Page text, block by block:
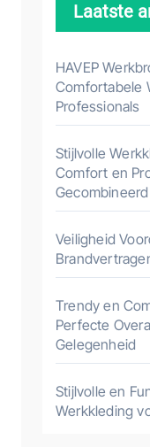
Laatste
HAVEP
Comfortabele
Professionals
Stijlvolle
Comfort en
Gecombineerd
Veiligheid
Trendy en
Perfecte
Gelegenheid
Stijlvolle en
Werkkleding